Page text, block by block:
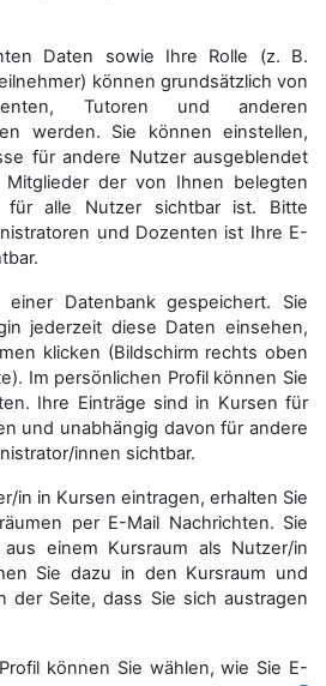
Daten sowie Ihre Rolle (z. B.
können grundsätzlich von
Tutoren und anderen
werden. Sie können einstellen,
für andere Nutzer ausgeblendet
der von Ihnen belegten
alle Nutzer sichtbar ist. Bitte
und Dozenten ist Ihre E-
Datenbank gespeichert. Sie
jederzeit diese Daten einsehen,
klicken (Bildschirm rechts oben
Im persönlichen Profil können Sie
Ihre Einträge sind in Kursen für
und unabhängig davon für andere
innen sichtbar.
in in Kursen eintragen, erhalten Sie
per E-Mail Nachrichten. Sie
einem Kursraum als Nutzer/in
Sie dazu in den Kursraum und
der Seite, dass Sie sich austragen
können Sie wählen, wie Sie E-